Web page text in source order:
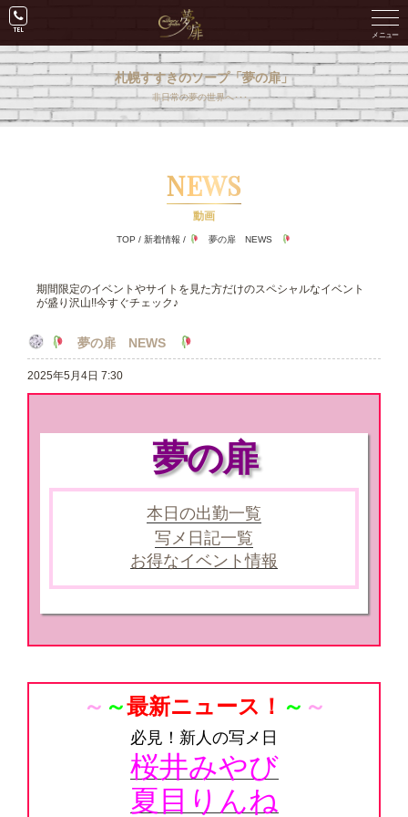
札幌すすきのソープ「夢の扉」
非日常の夢の世界へ･･･。
NEWS
動画
TOP /新着情報 / 夢の扉 NEWS
期間限定のイベントやサイトを見た方だけのスペシャルなイベント
が盛り沢山!!今すぐチェック♪
夢の扉 NEWS
2025年5月4日 7:30
夢の扉
本日の出勤一覧
写メ日記一覧
お得なイベント情報
～ ～最新ニュース！ ～ ～
必見！新人の写メ日
桜井みやび
夏目りんね